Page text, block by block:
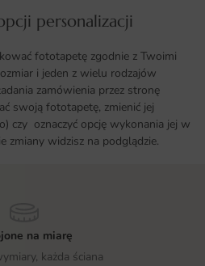
personalizacji
fototapetę zgodnie z Twoimi
i jeden z wielu rodzajów
zamówienia przez stronę
swoją fototapetę, zmienić jej
czy oznaczyć opcję wykonania jej w
zmiany widzisz na podglądzie.
na miarę
każda ściana